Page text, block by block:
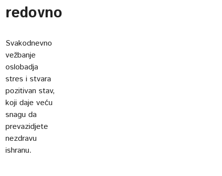
redovno
Svakodnevno
vežbanje
oslobadja
stres i stvara
pozitivan stav,
koji daje veću
snagu da
prevazidjete
nezdravu
ishranu.